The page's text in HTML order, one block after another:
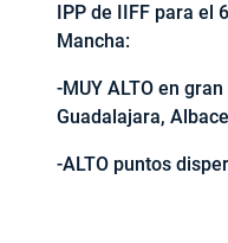
IPP de IIFF para el
Mancha:
-MUY ALTO en
Guadalajara,
-ALTO puntos